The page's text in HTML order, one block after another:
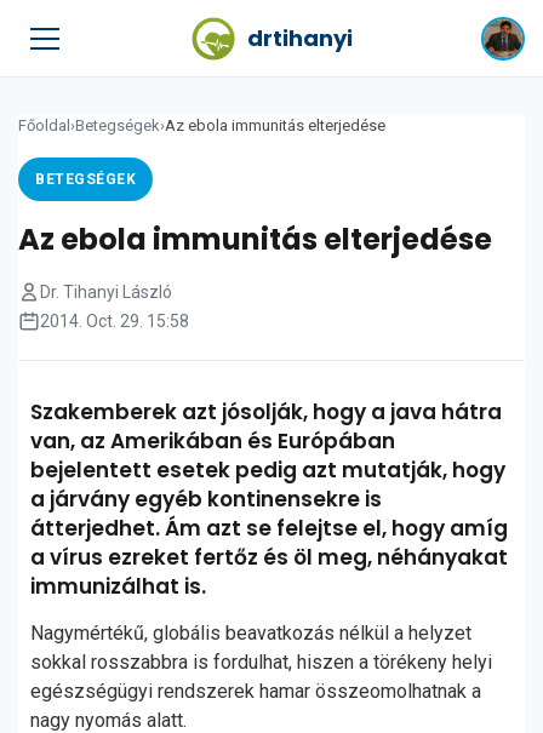
drtihanyi
Főoldal ›Betegségek›Az ebola immunitás elterjedése
BETEGSÉGEK
Az ebola immunitás elterjedése
Dr. Tihanyi László
2014. Oct. 29. 15:58
Szakemberek azt jósolják, hogy a java hátra
van, az Amerikában és Európában
bejelentett esetek pedig azt mutatják, hogy
a járvány egyéb kontinensekre is
átterjedhet. Ám azt se felejtse el, hogy amíg
a vírus ezreket fertőz és öl meg, néhányakat
immunizálhat is.
Nagymértékű, globális beavatkozás nélkül a helyzet
sokkal rosszabbra is fordulhat, hiszen a törékeny helyi
egészségügyi rendszerek hamar összeomolhatnak a
nagy nyomás alatt.